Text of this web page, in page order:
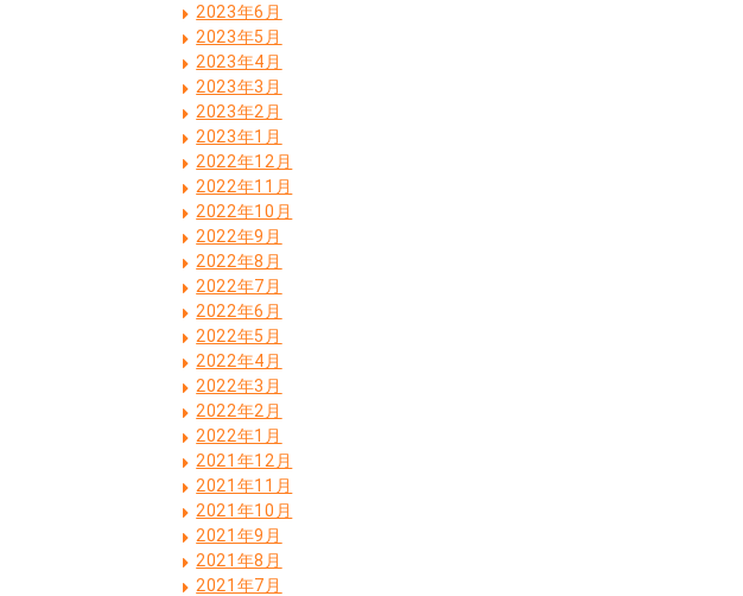
2023年6月
2023年5月
2023年4月
2023年3月
2023年2月
2023年1月
2022年12月
2022年11月
2022年10月
2022年9月
2022年8月
2022年7月
2022年6月
2022年5月
2022年4月
2022年3月
2022年2月
2022年1月
2021年12月
2021年11月
2021年10月
2021年9月
2021年8月
2021年7月